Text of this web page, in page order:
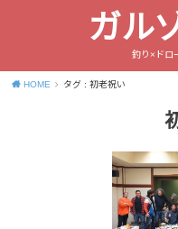
ガル
釣り×ドロ
HOME タグ : 初老祝い